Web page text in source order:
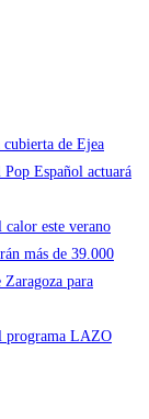
cubierta de Ejea
Español actuará
este verano
más de 39.000
para
programa LAZO